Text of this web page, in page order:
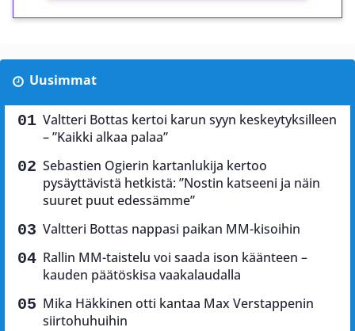
Uusimmat
Valtteri Bottas kertoi karun syyn keskeytyksilleen
– ”Kaikki alkaa palaa”
Sebastien Ogierin kartanlukija kertoo
pysäyttävistä hetkistä: ”Nostin katseeni ja näin
suuret puut edessämme”
Valtteri Bottas nappasi paikan MM-kisoihin
Rallin MM-taistelu voi saada ison käänteen –
kauden päätöskisa vaakalaudalla
Mika Häkkinen otti kantaa Max Verstappenin
siirtohuhuihin